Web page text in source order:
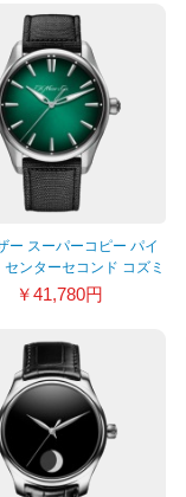
ー スーパーコピー パイ
センターセコンド コズミ
グリーン 3200-1202
￥41,780円